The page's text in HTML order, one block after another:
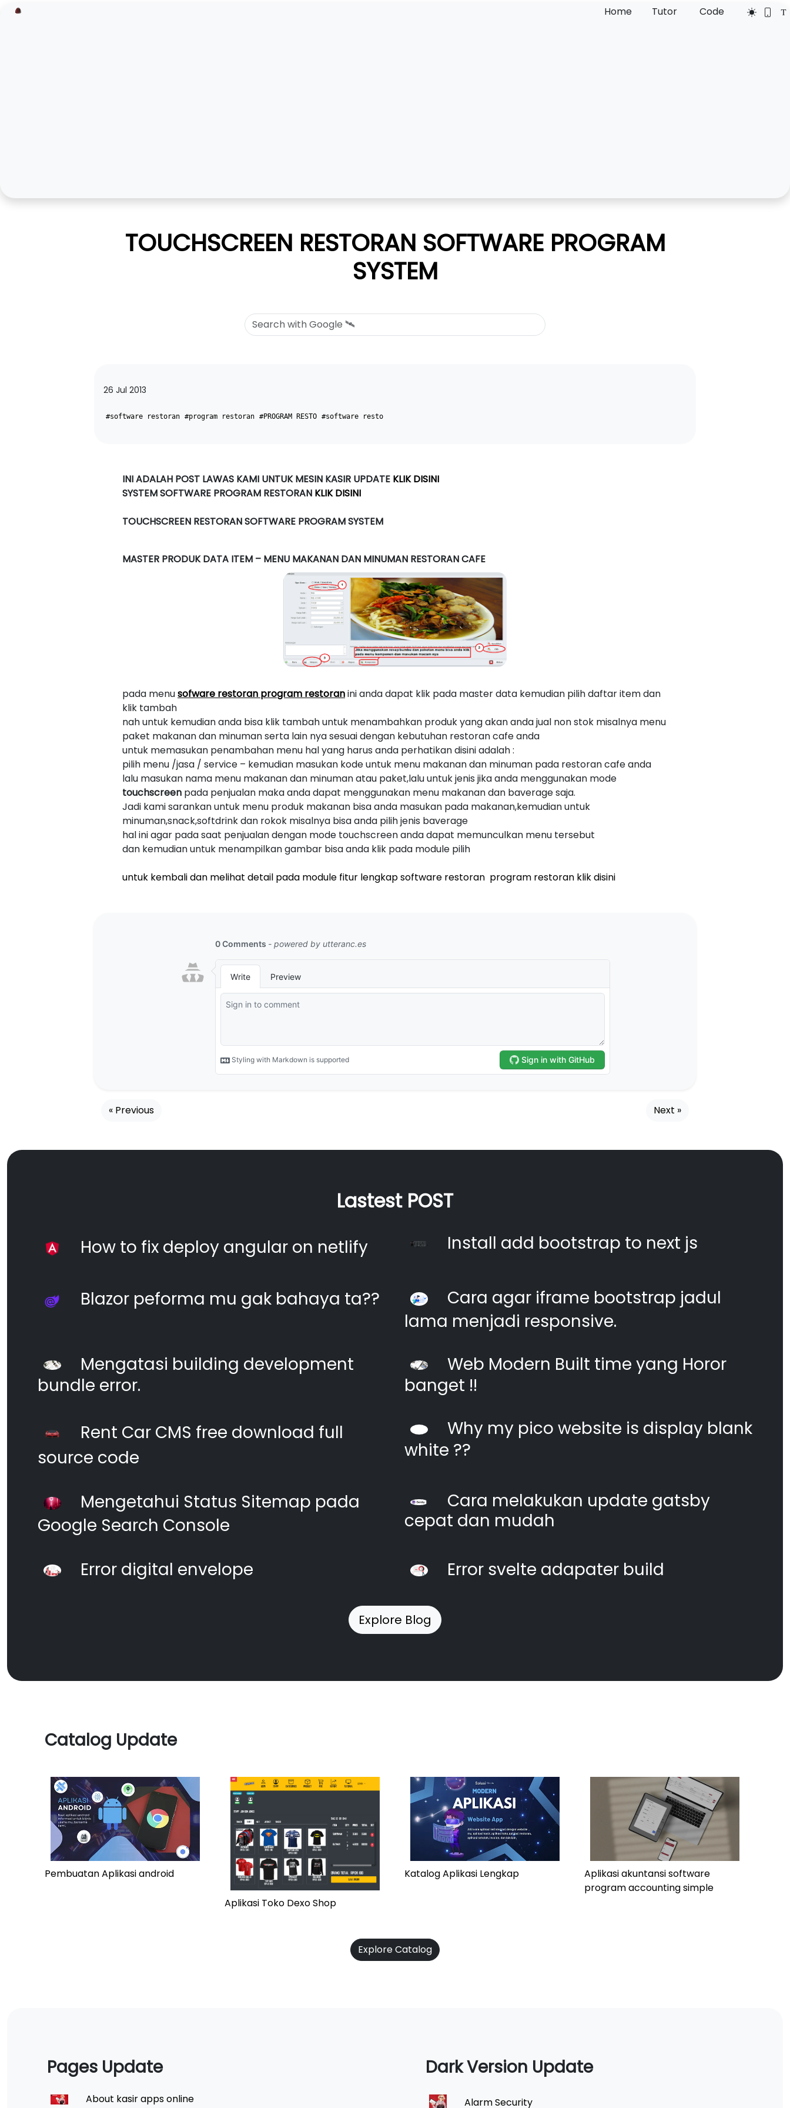
Home Tutor Code
TOUCHSCREEN RESTORAN SOFTWARE PROGRAM
SYSTEM
26 Jul 2013
#software restoran #program restoran #PROGRAM RESTO #software resto
INI ADALAH POST LAWAS KAMI UNTUK MESIN KASIR UPDATE KLIK DISINI
SYSTEM SOFTWARE PROGRAM RESTORAN KLIK DISINI
TOUCHSCREEN RESTORAN SOFTWARE PROGRAM SYSTEM
MASTER PRODUK DATA ITEM – MENU MAKANAN DAN MINUMAN RESTORAN CAFE
pada menusofware restoran program restoranini anda dapat klik pada master data kemudian pilih daftar item dan
klik tambah
nah untuk kemudian anda bisa klik tambah untuk menambahkan produk yang akan anda jual non stok misalnya menu
paket makanan dan minuman serta lain nya sesuai dengan kebutuhan restoran cafe anda
untuk memasukan penambahan menu hal yang harus anda perhatikan disini adalah :
pilih menu /jasa / service – kemudian masukan kode untuk menu makanan dan minuman pada restoran cafe anda
lalu masukan nama menu makanan dan minuman atau paket,lalu untuk jenis jika anda menggunakan mode
touchscreen pada penjualan maka anda dapat menggunakan menu makanan dan baverage saja.
Jadi kami sarankan untuk menu produk makanan bisa anda masukan pada makanan,kemudian untuk
minuman,snack,softdrink dan rokok misalnya bisa anda pilih jenis baverage
hal ini agar pada saat penjualan dengan mode touchscreen anda dapat memunculkan menu tersebut
dan kemudian untuk menampilkan gambar bisa anda klik pada module pilih
untuk kembali dan melihat detail pada module fitur lengkap software restoran program restoran klik disini
« Previous Next »
Lastest POST
How to fix deploy angular on netlify Install add bootstrap to next js
Blazor peforma mu gak bahaya ta??
Cara agar iframe bootstrap jadul
lama menjadi responsive.
Mengatasi building development
bundle error.
Web Modern Built time yang Horor
banget !!
Rent Car CMS free download full
source code
Why my pico website is display blank
white ??
Mengetahui Status Sitemap pada
Google Search Console
Cara melakukan update gatsby
cepat dan mudah
Error digital envelope Error svelte adapater build
Explore Blog
Catalog Update
Pembuatan Aplikasi android
Aplikasi Toko Dexo Shop
Katalog Aplikasi Lengkap
Aplikasi akuntansi software
program accounting simple
Explore Catalog
Pages Update
About kasir apps online
Dark Version Update
Alarm Security